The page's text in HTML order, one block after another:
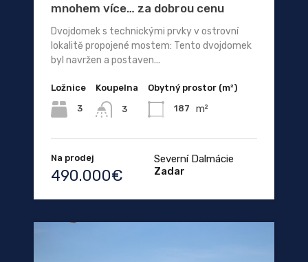
mnohem více… za dobrou cenu
Dvojdomek s technickými prvky v ostrovní
lokalitě propojené mostem: Tento dvojdomek
byl navržen a postaven...
Ložnice
3
Koupelna
3
Obytný prostor (m²)
187 m²
Na prodej
490.000€
Severní Dalmácie
Zadar